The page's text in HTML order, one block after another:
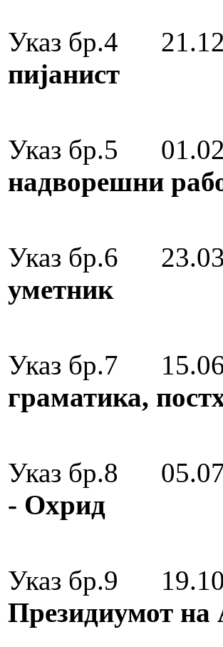
Указ бр.4
пијанист
Указ бр.5
надворешни
Указ бр.6
уметник
Указ бр.7
граматика,
Указ бр.8
- Охрид
Указ бр.9
Президиумот